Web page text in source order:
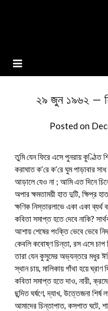
২৯ জুন ১৯৬২ –
Posted on
তুমি যেন ফিরে এসে পুনরায় কুণ্ঠিত
করাঘাত ক’রে ক’রে ঘুম পাড়াবার সাধ
আড়ালে যেও না ; আমি এত দিনে
অপার ক্ষমতাময়ী হাত দুটি, ক্ষিপ্র
ক্ষণিক নিস্তারলাভে একা একা ব্যর্থ
কবিতা সমাপ্ত হতে দেবে নাকি?
আশায় শেষের পংক্তি ভেবে ভেবে
কেবলি কবোষ্ণ চিন্তা, রস এসে চাপ
তারা যেন কুসুমের অভ্যন্তরে মধুর
স্থান চায়, মালিকায় গাঁথা হয়ে ঘ্রাণ
কবিতা সমাপ্ত হতে দাও, নারী,
ছন্দিত ঘর্ষণে, দ্যাখ, উত্তেজনা শির্ষ
আমাদের চিন্তাপাত, কসপাত ঘটে,